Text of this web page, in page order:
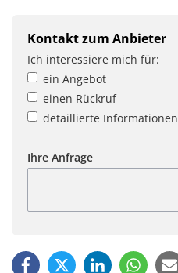
Kontakt zum Anbieter
Ich interessiere mich für:
ein Angebot
einen Rückruf
detaillierte Informationen
Ihre Anfrage